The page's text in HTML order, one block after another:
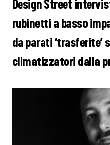
Design Street
rubinetti a basso
da parati ‘trasferite’
climatizzatori dalla